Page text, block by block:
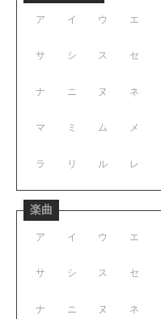
ア イ ウ エ
サ シ ス セ
ナ ニ ヌ ネ
マ ミ ム メ
ラ リ ル レ
楽曲
ア イ ウ エ
サ シ ス セ
ナ ニ ヌ ネ